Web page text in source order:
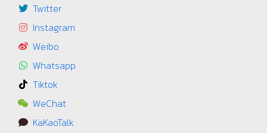
Twitter
Instagram
Weibo
Whatsapp
Tiktok
WeChat
KaKaoTalk